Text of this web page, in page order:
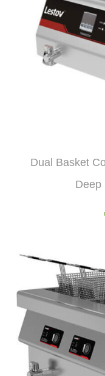
Dual Basket
Deep